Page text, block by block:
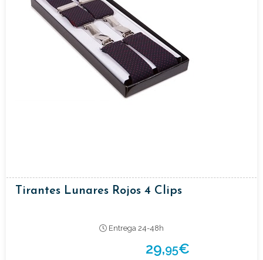
Tirantes Lunares Rojos 4 Clips
Entrega 24-48h
29,95€